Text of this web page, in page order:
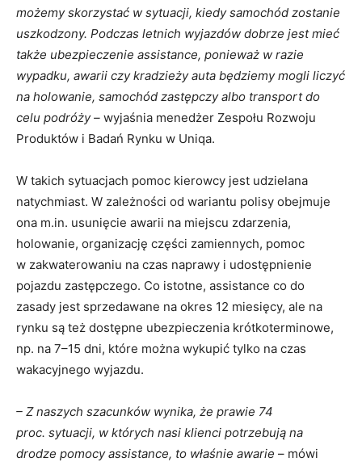
możemy skorzystać w sytuacji, kiedy samochód zostanie
uszkodzony. Podczas letnich wyjazdów dobrze jest mieć
także ubezpieczenie assistance, ponieważ w razie
wypadku, awarii czy kradzieży auta będziemy mogli liczyć
na holowanie, samochód zastępczy albo transport do
celu podróży – wyjaśnia menedżer Zespołu Rozwoju
Produktów i Badań Rynku w Uniqa.
W takich sytuacjach pomoc kierowcy jest udzielana
natychmiast. W zależności od wariantu polisy obejmuje
ona m.in. usunięcie awarii na miejscu zdarzenia,
holowanie, organizację części zamiennych, pomoc
w zakwaterowaniu na czas naprawy i udostępnienie
pojazdu zastępczego. Co istotne, assistance co do
zasady jest sprzedawane na okres 12 miesięcy, ale na
rynku są też dostępne ubezpieczenia krótkoterminowe,
np. na 7–15 dni, które można wykupić tylko na czas
wakacyjnego wyjazdu.
– Z naszych szacunków wynika, że prawie 74
proc. sytuacji, w których nasi klienci potrzebują na
drodze pomocy assistance, to właśnie awarie – mówi